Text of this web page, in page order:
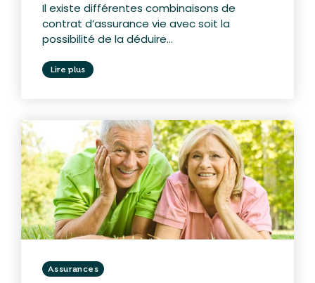
Il existe différentes combinaisons de
contrat d’assurance vie avec soit la
possibilité de la déduire...
Lire plus
Assurances